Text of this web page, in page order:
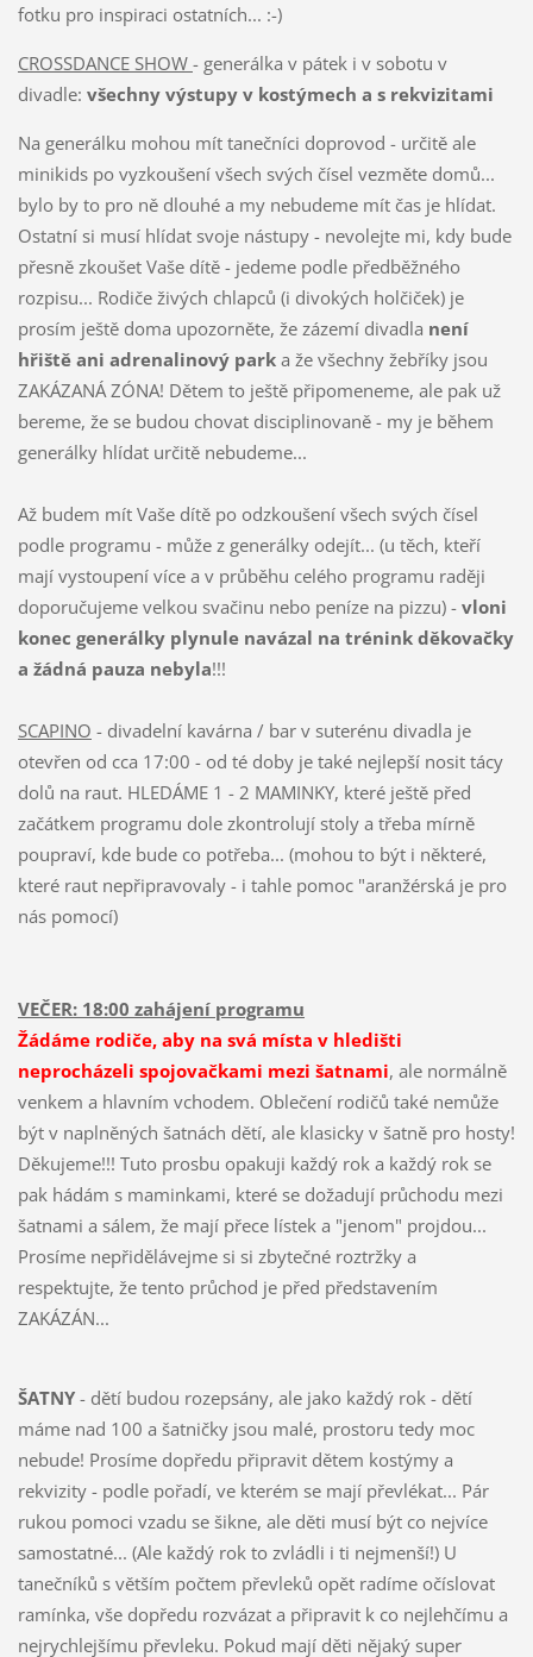
fotku pro inspiraci ostatních... :-)
CROSSDANCE SHOW - generálka v pátek i v sobotu v
divadle: všechny výstupy v kostýmech a s rekvizitami
Na generálku mohou mít tanečníci doprovod - určitě ale
minikids po vyzkoušení všech svých čísel vezměte domů...
bylo by to pro ně dlouhé a my nebudeme mít čas je hlídat.
Ostatní si musí hlídat svoje nástupy - nevolejte mi, kdy bude
přesně zkoušet Vaše dítě - jedeme podle předběžného
rozpisu... Rodiče živých chlapců (i divokých holčiček) je
prosím ještě doma upozorněte, že zázemí divadla není
hřiště ani adrenalinový parka že všechny žebříky jsou
ZAKÁZANÁ ZÓNA! Dětem to ještě připomeneme, ale pak už
bereme, že se budou chovat disciplinovaně - my je během
generálky hlídat určitě nebudeme...
Až budem mít Vaše dítě po odzkoušení všech svých čísel
podle programu - může z generálky odejít... (u těch, kteří
mají vystoupení více a v průběhu celého programu raději
doporučujeme velkou svačinu nebo peníze na pizzu) - vloni
konec generálky plynule navázal na trénink děkovačky
a žádná pauza nebyla!!!
SCAPINO - divadelní kavárna / bar v suterénu divadla je
otevřen od cca 17:00 - od té doby je také nejlepší nosit tácy
dolů na raut. HLEDÁME 1 - 2 MAMINKY, které ještě před
začátkem programu dole zkontrolují stoly a třeba mírně
poupraví, kde bude co potřeba... (mohou to být i některé,
které raut nepřipravovaly - i tahle pomoc "aranžérská je pro
nás pomocí)
VEČER: 18:00 zahájení programu
Žádáme rodiče, aby na svá místa v hledišti
neprocházeli spojovačkami mezi šatnami, ale normálně
venkem a hlavním vchodem. Oblečení rodičů také nemůže
být v naplněných šatnách dětí, ale klasicky v šatně pro hosty!
Děkujeme!!! Tuto prosbu opakuji každý rok a každý rok se
pak hádám s maminkami, které se dožadují průchodu mezi
šatnami a sálem, že mají přece lístek a "jenom" projdou...
Prosíme nepřidělávejme si si zbytečné roztržky a
respektujte, že tento průchod je před představením
ZAKÁZÁN...
ŠATNY- dětí budou rozepsány, ale jako každý rok - dětí
máme nad 100 a šatničky jsou malé, prostoru tedy moc
nebude! Prosíme dopředu připravit dětem kostýmy a
rekvizity - podle pořadí, ve kterém se mají převlékat... Pár
rukou pomoci vzadu se šikne, ale děti musí být co nejvíce
samostatné... (Ale každý rok to zvládli i ti nejmenší!) U
tanečníků s větším počtem převleků opět radíme očíslovat
ramínka, vše dopředu rozvázat a připravit k co nejlehčímu a
nejrychlejšímu převleku. Pokud mají děti nějaký super